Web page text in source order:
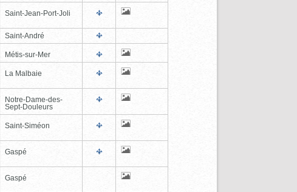
Saint-Jean-Port-Joli
Saint-André
Métis-sur-Mer
La Malbaie
Notre-Dame-des-
Sept-Douleurs
Saint-Siméon
Gaspé
Gaspé